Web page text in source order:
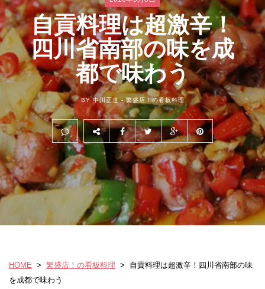
自貢料理は超激辛！
四川省南部の味を成
都で味わう
BY 中川正道 - 繁盛店！の看板料理
HOME > 繁盛店！の看板料理 > 自貢料理は超激辛！四川省南部の味
を成都で味わう